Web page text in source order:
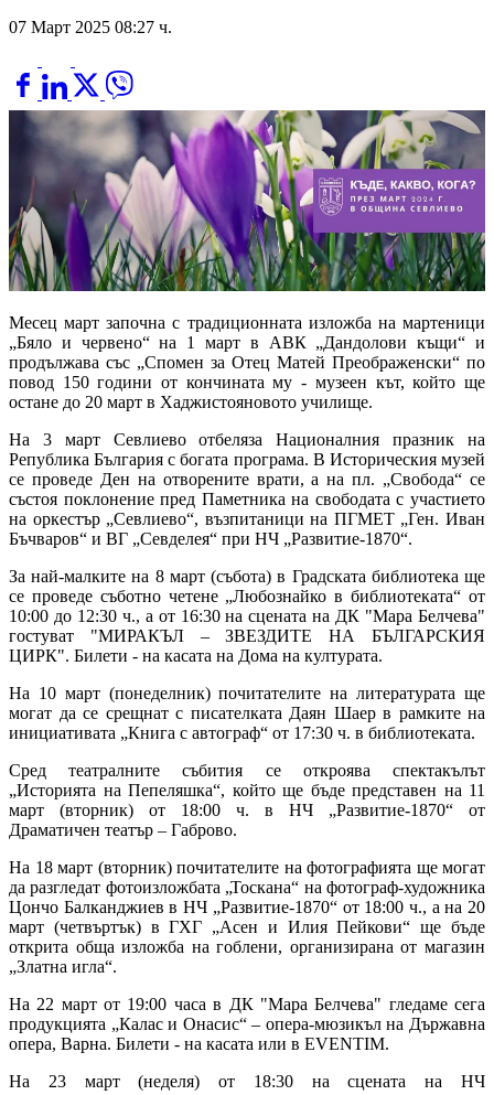
07 Март 2025 08:27 ч.
Месец март започна с традиционната изложба на мартеници
„Бяло и червено“ на 1 март в АВК „Дандолови къщи“ и
продължава със „Спомен за Отец Матей Преображенски“ по
повод 150 години от кончината му - музеен кът, който ще
остане до 20 март в Хаджистояновото училище.
На 3 март Севлиево отбеляза Националния празник на
Република България с богата програма. В Историческия музей
се проведе Ден на отворените врати, а на пл. „Свобода“ се
състоя поклонение пред Паметника на свободата с участието
на оркестър „Севлиево“, възпитаници на ПГМЕТ „Ген. Иван
Бъчваров“ и ВГ „Севделея“ при НЧ „Развитие-1870“.
За най-малките на 8 март (събота) в Градската библиотека ще
се проведе съботно четене „Любознайко в библиотеката“ от
10:00 до 12:30 ч., а от 16:30 на сцената на ДК "Мара Белчева"
гостуват "МИРАКЪЛ – ЗВЕЗДИТЕ НА БЪЛГАРСКИЯ
ЦИРК". Билети - на касата на Дома на културата.
На 10 март (понеделник) почитателите на литературата ще
могат да се срещнат с писателката Даян Шаер в рамките на
инициативата „Книга с автограф“ от 17:30 ч. в библиотеката.
Сред театралните събития се откроява спектакълът
„Историята на Пепеляшка“, който ще бъде представен на 11
март (вторник) от 18:00 ч. в НЧ „Развитие-1870“ от
Драматичен театър – Габрово.
На 18 март (вторник) почитателите на фотографията ще могат
да разгледат фотоизложбата „Тоскана“ на фотограф-художника
Цончо Балканджиев в НЧ „Развитие-1870“ от 18:00 ч., а на 20
март (четвъртък) в ГХГ „Асен и Илия Пейкови“ ще бъде
открита обща изложба на гоблени, организирана от магазин
„Златна игла“.
На 22 март от 19:00 часа в ДК "Мара Белчева" гледаме сега
продукцията „Калас и Онасис“ – опера-мюзикъл на Държавна
опера, Варна. Билети - на касата или в EVENTIM.
На 23 март (неделя) от 18:30 на сцената на НЧ